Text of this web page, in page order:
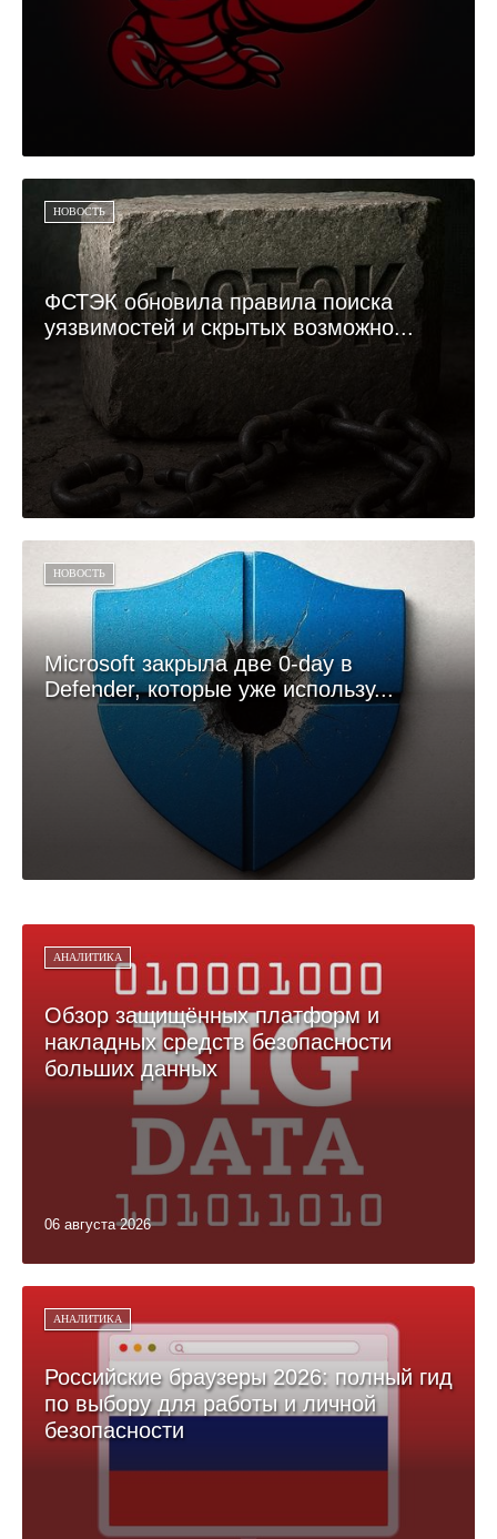
НОВОСТЬ
ФСТЭК обновила правила поиска
уязвимостей и скрытых возможно...
НОВОСТЬ
Microsoft закрыла две 0-day в
Defender, которые уже использу...
АНАЛИТИКА
Обзор защищённых платформ и
накладных средств безопасности
больших данных
06 августа 2026
АНАЛИТИКА
Российские браузеры 2026: полный гид
по выбору для работы и личной
безопасности